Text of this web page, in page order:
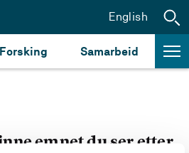
Forsking Samarbeid
English
emnet du ser etter